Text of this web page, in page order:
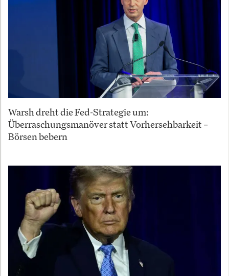
Warsh dreht die Fed-Strategie um:
Überraschungsmanöver statt Vorhersehbarkeit –
Börsen bebern